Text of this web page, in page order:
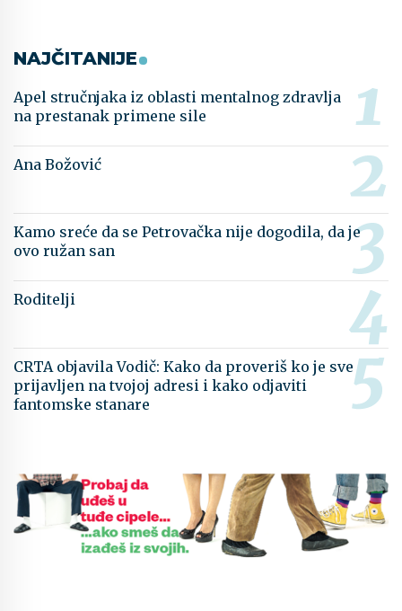
NAJČITANIJE
Apel stručnjaka iz oblasti mentalnog zdravlja
na prestanak primene sile
Ana Božović
Kamo sreće da se Petrovačka nije dogodila, da je
ovo ružan san
Roditelji
CRTA objavila Vodič: Kako da proveriš ko je sve
prijavljen na tvojoj adresi i kako odjaviti
fantomske stanare